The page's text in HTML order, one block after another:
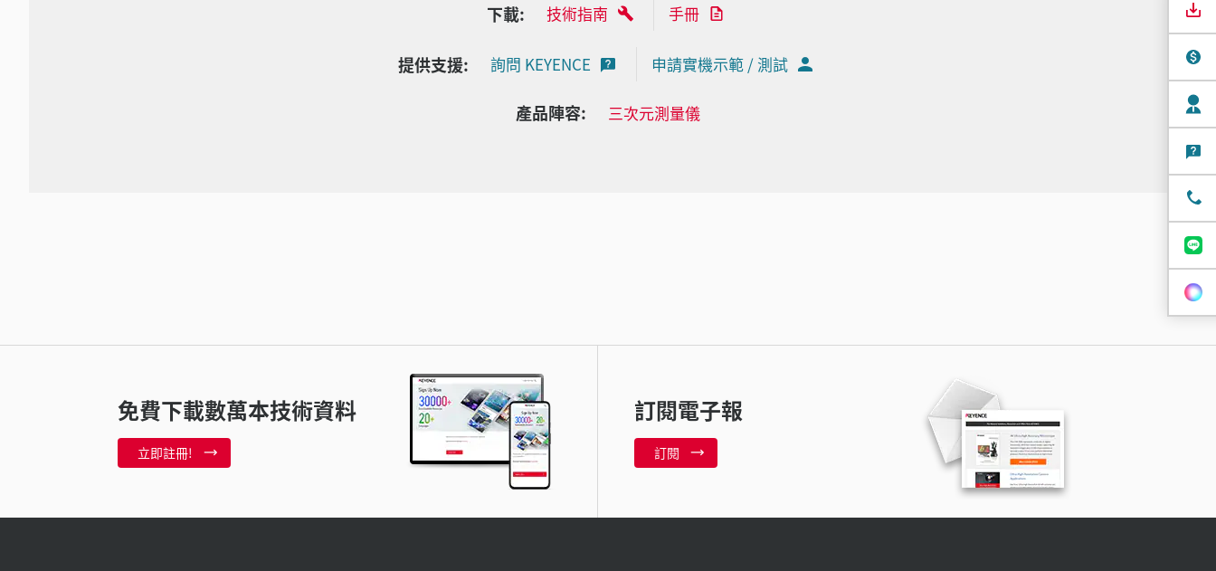
下載: 技術指南 手冊
提供支援: 詢問 KEYENCE 申請實機示範 / 測試
產品陣容: 三次元測量儀
免費下載數萬本技術資料
立即註冊!
訂閱電子報
訂閱